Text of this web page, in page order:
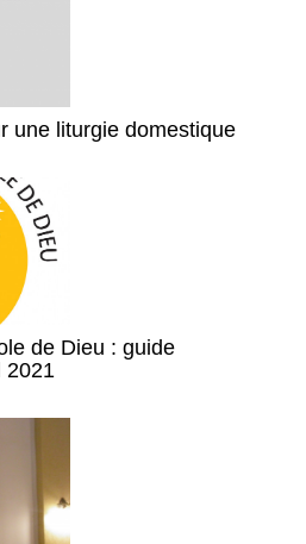
une liturgie domestique
de Dieu : guide
2021